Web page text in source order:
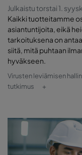
Julkaistu torstai 1.
Kaikki tuotteitamme
asiantuntijoita, eikä
tarkoituksena on
siitä, mitä puhtaan
hyväkseen.
Virusten leviämisen
tutkimus
+